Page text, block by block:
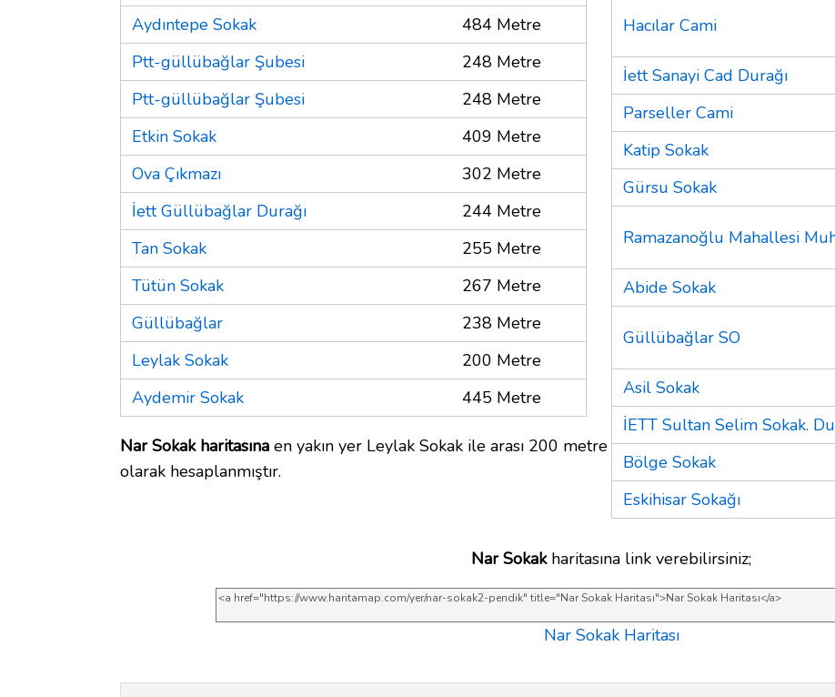
Aydıntepe Sokak
484 Metre
Ptt-güllübağlar Şubesi
248 Metre
Ptt-güllübağlar Şubesi
248 Metre
Etkin Sokak
409 Metre
Ova Çıkmazı
302 Metre
İett Güllübağlar Durağı
244 Metre
Tan Sokak
255 Metre
Tütün Sokak
267 Metre
Güllübağlar
238 Metre
Leylak Sokak
200 Metre
Aydemir Sokak
445 Metre
Nar Sokak haritasına en yakın yer Leylak Sokak ile arası 200 metre
olarak hesaplanmıştır.
Hacılar Cami
İett Sanayi Cad Durağı
Parseller Cami
Katip Sokak
Gürsu Sokak
Ramazanoğlu Mahallesi
Abide Sokak
Güllübağlar SO
Asil Sokak
İETT Sultan Selim Sokak.
Bölge Sokak
Eskihisar Sokağı
Nar Sokakharitasına link verebilirsiniz;
Nar Sokak Haritası